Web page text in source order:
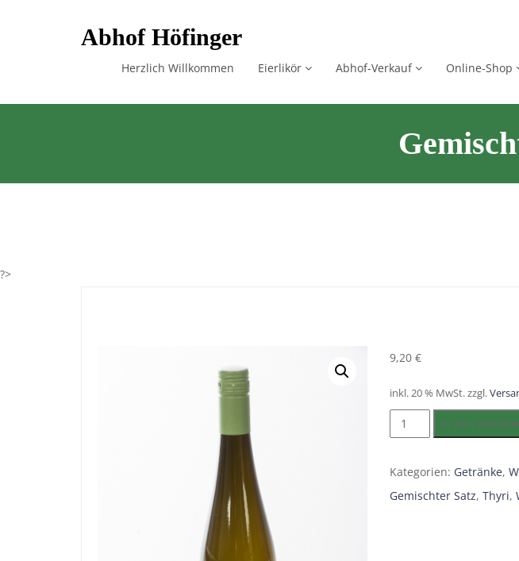
Abhof Höfinger
Herzlich Willkommen Eierlikör Abhof-Verkauf Online-Shop
?>
9,20€
inkl. 20 % MwSt.zzgl.
Gemischter
0,75l
Menge
In den
Kategorien: Getränke,
Gemischter Satz,Thyri,